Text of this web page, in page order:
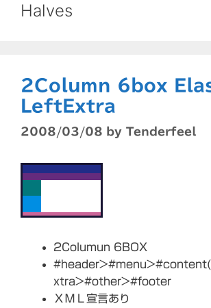
Halves
2Column 6box
LeftExtra
2008/03/08 by Tenderfeel
2Columun 6BOX
xtra>#other>#footer
ＸＭＬ宣言あり